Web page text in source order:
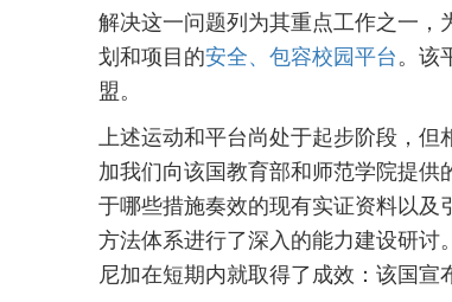
解决这一问题列为其重点工作之一
划和项目的安全、包容校园平台。该
盟。
上述运动和平台尚处于起步阶段，
加我们向该国教育部和师范学院提
于哪些措施奏效的现有实证资料以
方法体系进行了深入的能力建设研
尼加在短期内就取得了成效：该国宣